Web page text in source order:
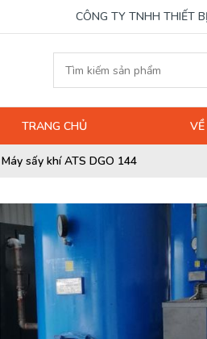
CÔNG TY TNHH THIẾT
TRANG CHỦ
Máy sấy khí ATS DGO 144